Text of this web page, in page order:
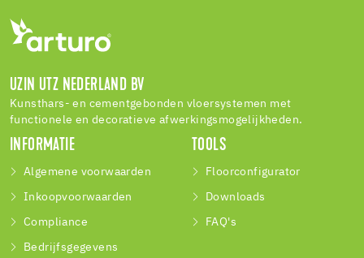
UZIN UTZ NEDERLAND BV
Kunsthars- en cementgebonden vloersystemen met
functionele en decoratieve afwerkingsmogelijkheden.
INFORMATIE
Algemene voorwaarden
Inkoopvoorwaarden
Compliance
Bedrijfsgegevens
TOOLS
Floorconfigurator
Downloads
FAQ's